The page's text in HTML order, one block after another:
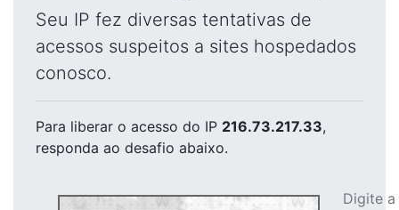
Seu IP fez diversas tentativas de
acessos suspeitos a sites hospedados
conosco.
Para liberar o acesso do IP 216.73.217.33,
responda ao desafio abaixo.
Digite